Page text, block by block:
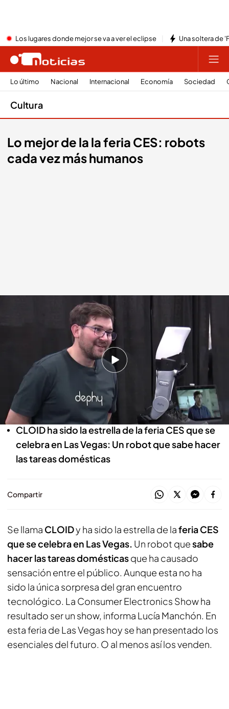
Los lugares donde mejor se va a ver el eclipse Una soltera de
Lo último Nacional Internacional Economía Sociedad
Cultura
Lo mejor de la la feria CES: robots
cada vez más humanos
Se presentan robots que ayudan a personas con movilidad reducida
Redacción digital Noticias Cuatro
06 ENE 2026 - 20:59h.
Se presentan robots que ayudan a personas
con movilidad reducida o que directamente
hacen las tareas de casa
CLOID ha sido la estrella de la feria CES que se
celebra en Las Vegas: Un robot que sabe hacer
las tareas domésticas
Compartir
Se llama CLOIDy ha sido la estrella de laferia CES
que se celebra en Las Vegas. Un robot quesabe
hacer las tareas domésticasque ha causado
sensación entre el público. Aunque esta no ha
sido la única sorpresa del gran encuentro
tecnológico. La Consumer Electronics Show ha
resultado ser un show, informa Lucía Manchón. En
esta feria de Las Vegas hoy se han presentado los
esenciales del futuro. O al menos así los venden.